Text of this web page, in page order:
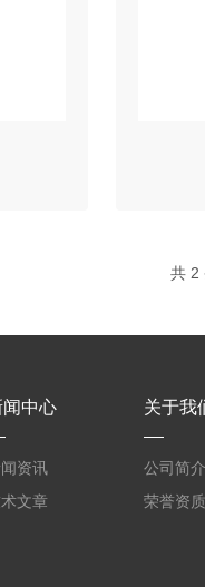
共 2
闻中心
资讯
文章
关于我
公司简介
荣誉资质